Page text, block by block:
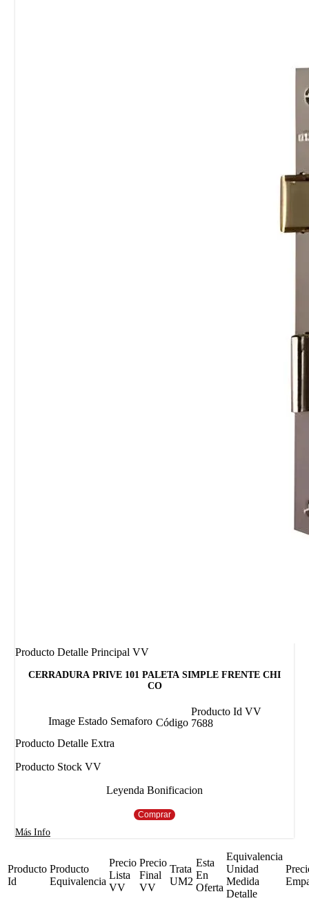
Producto Detalle Principal VV
CERRADURA PRIVE 101 PALETA SIMPLE FRENTE CHI
CO
Image Estado Semaforo Código
Producto Id VV
7688
Producto Detalle Extra
Producto Stock VV
Leyenda Bonificacion
Comprar
Más Info
Producto
Id
Producto
Equivalencia
Precio
Lista
VV
Precio
Final
VV
Trata
UM2
Esta
En
Oferta
Equivalencia
Unidad
Medida
Detalle